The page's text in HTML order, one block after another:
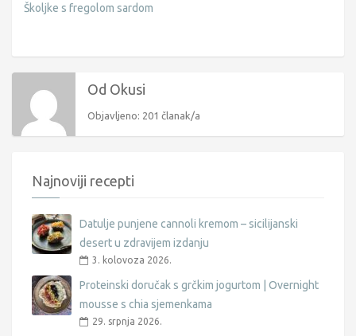
Školjke s fregolom sardom
Od Okusi
Objavljeno: 201 članak/a
Najnoviji recepti
Datulje punjene cannoli kremom – sicilijanski
desert u zdravijem izdanju
3. kolovoza 2026.
Proteinski doručak s grčkim jogurtom | Overnight
mousse s chia sjemenkama
29. srpnja 2026.